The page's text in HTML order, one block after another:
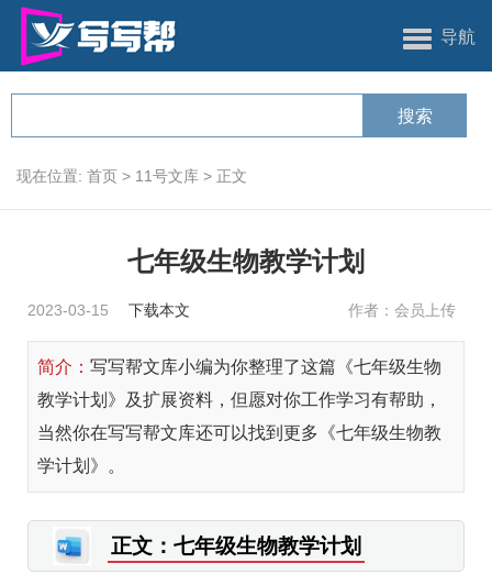
导航
现在位置: 首页 > 11号文库 > 正文
七年级生物教学计划
2023-03-15 下载本文 作者：会员上传
简介： 写写帮文库小编为你整理了这篇《七年级生物
教学计划》及扩展资料，但愿对你工作学习有帮助，
当然你在写写帮文库还可以找到更多《七年级生物教
学计划》。
正文：七年级生物教学计划